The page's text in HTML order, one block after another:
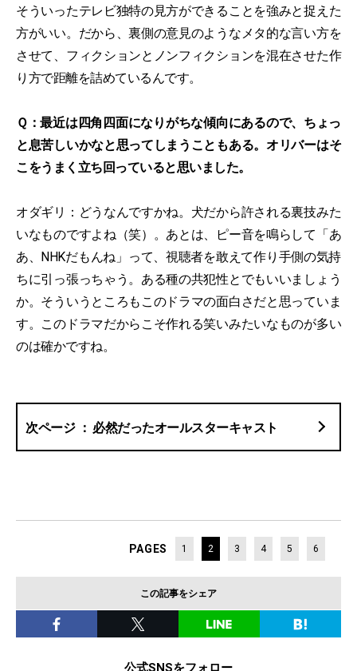
そういったテレビ独特の見方ができることを強みと捉えた
方がいい。だから、裏側の意見のようなメタ的な言い方を
させて、フィクションとノンフィクションを混在させた作
り方で距離を詰めているんです。
Ｑ：最近は四角四面になりがちな傾向にあるので、ちょっ
と息苦しいかなと思ってしまうこともある。オリバーはそ
こをうまく立ち回っていると思いました。
オダギリ：どうなんですかね。犬だから許される裏技みた
いなものですよね（笑）。あとは、ピー音を鳴らして「あ
あ、NHKだもんね」って、視聴者を敢えて作り手側の気持
ちに引っ張っちゃう。ある種の共犯性とでもいいましょう
か。そういうところもこのドラマの面白さだと思っていま
す。このドラマだからこそ作れる笑いみたいなものが多い
のは確かですね。
必然だったオールスターキャスト
PAGES 1 2 3 4 5 6
この記事をシェア
公式SNSをフォロー